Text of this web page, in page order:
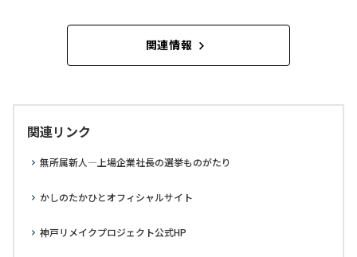
関連情報
関連リンク
無所属新人―上場企業社長の選挙ものがたり
かしのたかひとオフィシャルサイト
神戸リメイクプロジェクト公式HP